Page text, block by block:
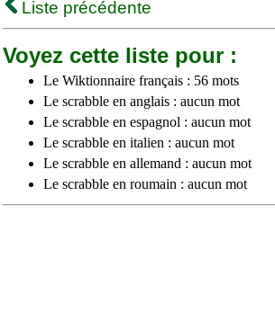
Liste précédente
Voyez cette liste pour :
Le Wiktionnaire français : 56 mots
Le scrabble en anglais : aucun mot
Le scrabble en espagnol : aucun mot
Le scrabble en italien : aucun mot
Le scrabble en allemand : aucun mot
Le scrabble en roumain : aucun mot